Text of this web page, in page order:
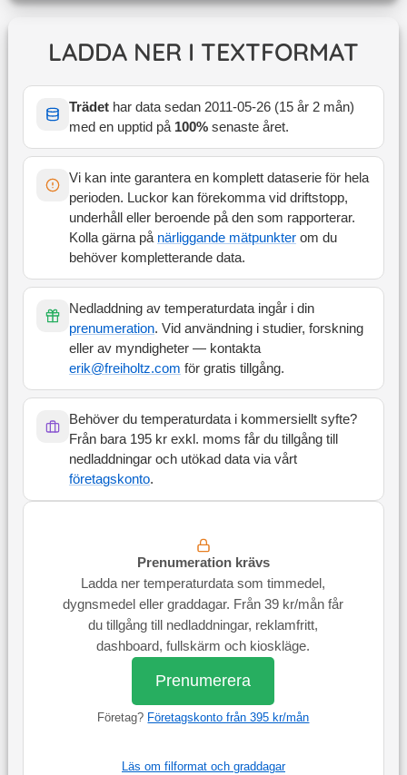
LADDA NER I TEXTFORMAT
Trädethar data sedan 2011-05-26(15 år 2 mån)
med en upptid på 100% senaste året.
Vi kan inte garantera en komplett dataserie för hela
perioden. Luckor kan förekomma vid driftstopp,
underhåll eller beroende på den som rapporterar.
Kolla gärna på närliggande mätpunkterom du
behöver kompletterande data.
Nedladdning av temperaturdata ingår i din
prenumeration. Vid användning i studier, forskning
eller av myndigheter — kontakta
erik@freiholtz.com för gratis tillgång.
Behöver du temperaturdata i kommersiellt syfte?
Från bara 195 kr exkl. moms får du tillgång till
nedladdningar och utökad data via vårt
företagskonto.
Prenumeration krävs
Ladda ner temperaturdata som timmedel,
dygnsmedel eller graddagar. Från 39 kr/mån får
du tillgång till nedladdningar, reklamfritt,
dashboard, fullskärm och kioskläge.
Prenumerera
Företag? Företagskonto från 395 kr/mån
Läs om filformat och graddagar